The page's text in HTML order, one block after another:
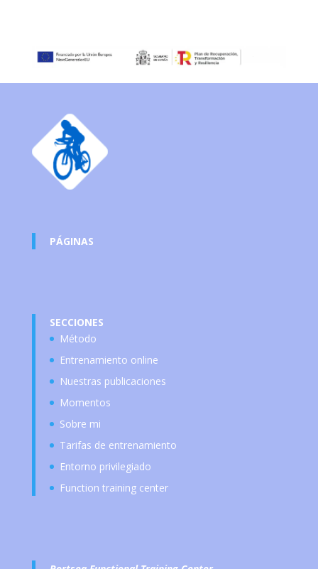
PÁGINAS
SECCIONES
Método
Entrenamiento online
Nuestras publicaciones
Momentos
Sobre mi
Tarifas de entrenamiento
Entorno privilegiado
Function training center